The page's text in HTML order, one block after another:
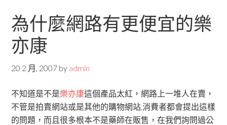
為什麼網路有更便宜的樂
亦康
20 2 月, 2007 by admin
不知道是不是樂亦康這個產品太紅，網路上一堆人在賣，
不管是拍賣網站或是其他的購物網站,消費者都會提出這樣
的問題，而且很多根本不是藥師在販售，在我們詢問過公